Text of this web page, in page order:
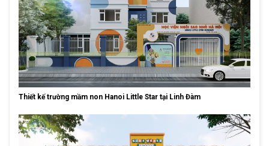
Thiết kế trường mầm non Hanoi Little Star tại Linh Đàm